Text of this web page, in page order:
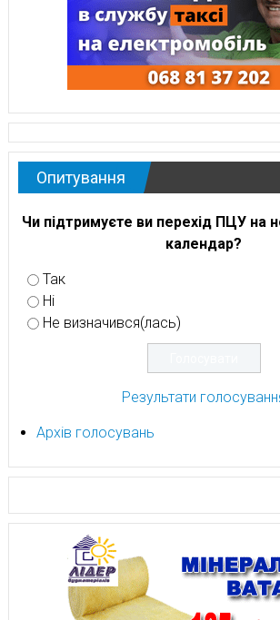
Опитування
Чи підтримуєте ви перехід ПЦУ на
календар?
Так
Ні
Не визначився(лась)
Результати
Архів голосувань